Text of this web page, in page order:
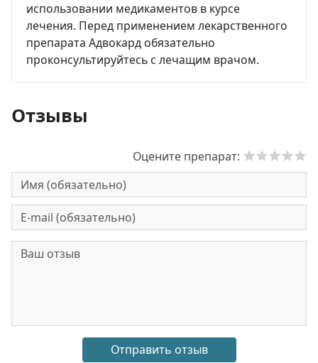
использовании медикаментов в курсе
лечения. Перед применением лекарственного
препарата Адвокард обязательно
проконсультируйтесь с лечащим врачом.
Отзывы
Оцените препарат: